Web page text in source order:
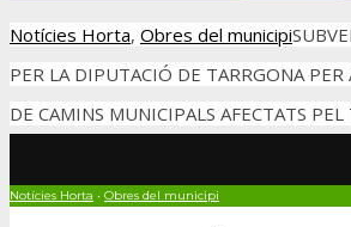
Notícies Horta, Obres del municipi
PER LA DIPUTACIÓ DE TARRGONA PER
DE CAMINS MUNICIPALS AFECTATS
Notícies Horta • Obres del municipi